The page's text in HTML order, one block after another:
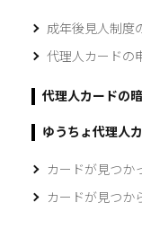
成年後見人制度
代理人カードの
代理人カードの
ゆうちょ代理人
カードが見つか
カードが見つか